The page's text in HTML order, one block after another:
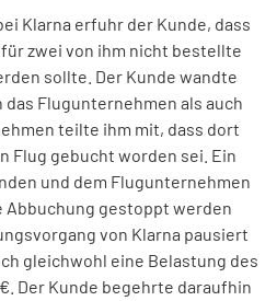
Klarna erfuhr der Kunde, dass
für zwei von ihm nicht bestellte
sollte. Der Kunde wandte
Flugunternehmen als auch
teilte ihm mit, dass dort
Flug gebucht worden sei. Ein
und dem Flugunternehmen
Abbuchung gestoppt werden
von Klarna pausiert
gleichwohl eine Belastung des
Der Kunde begehrte daraufhin